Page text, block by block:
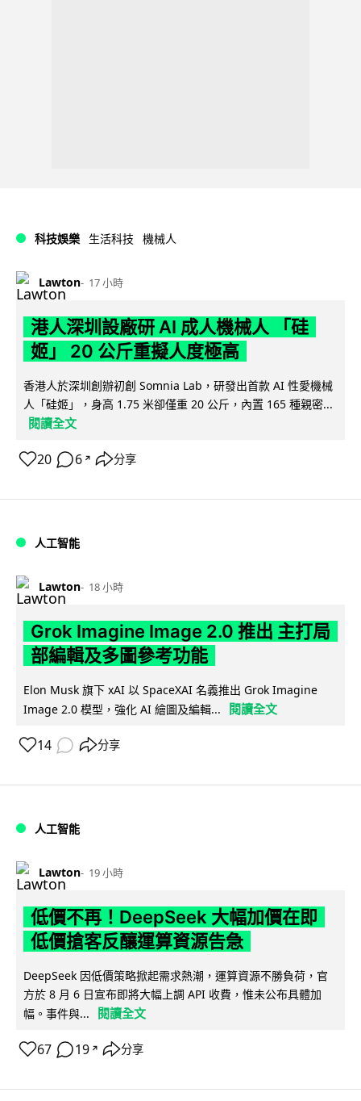
科技娛樂 生活科技 機械人
Lawton 17 小時
港人深圳設廠研 AI 成人機械人 「硅
姬」 20 公斤重擬人度極高
香港人於深圳創辦初創 Somnia Lab，研發出首款 AI 性愛機械
人「硅姬」，身高 1.75 米卻僅重 20 公斤，內置 165 種親密...
閱讀全文
20 6 ↗ 分享
人工智能
Lawton 18 小時
Grok Imagine Image 2.0 推出 主打局
部編輯及多圖參考功能
Elon Musk 旗下 xAI 以 SpaceXAI 名義推出 Grok Imagine
Image 2.0 模型，強化 AI 繪圖及編輯...
閱讀全文
14 分享
人工智能
Lawton 19 小時
低價不再！DeepSeek 大幅加價在即
低價搶客反釀運算資源告急
DeepSeek 因低價策略掀起需求熱潮，運算資源不勝負荷，官
方於 8 月 6 日宣布即將大幅上調 API 收費，惟未公布具體加
幅。事件與...
閱讀全文
67 19 ↗ 分享